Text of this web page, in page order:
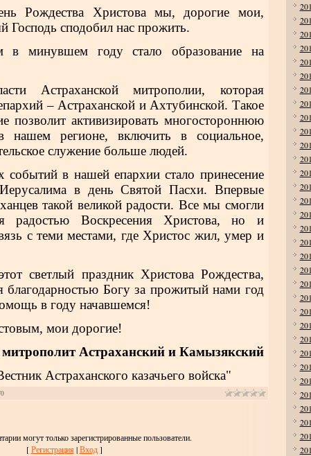
Рождества Христова мы, дорогие мои,
Господь сподобил нас прожить.
в минувшем году стало образование на
Астраханской митрополии, которая
– Астраханской и Ахтубинской. Такое
позволит активизировать многостороннюю
нашем регионе, включить в социальное,
служение больше людей.
в нашей епархии стало принесение
в день Святой Пасхи. Впервые
такой великой радости. Все мы смогли
радостью Воскресения Христова, но и
с теми местами, где Христос жил, умер и
светлый праздник Христова Рождества,
благодарностью Богу за прожитый нами год
в году начавшемся!
мои дорогие!
Астраханский и Камызякский
Астраханского казачьего войска"
0
могут только зарегистрированные пользователи.
[Регистрация |Вход]